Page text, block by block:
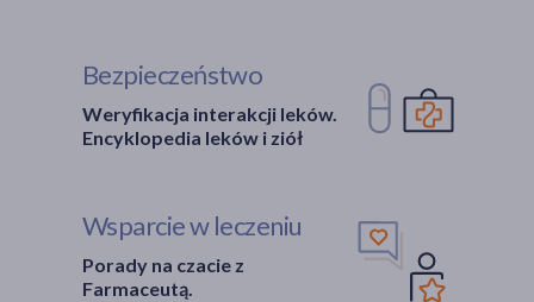
Bezpieczeństwo
Weryfikacja interakcji leków.
Encyklopedia leków i ziół
Wsparcie w leczeniu
Porady na czacie z
Farmaceutą.